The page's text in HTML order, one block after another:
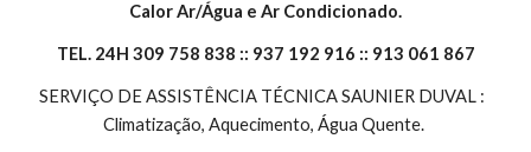
Calor Ar/Água e Ar Condicionado.
TEL. 24H 309 758 838 :: 937 192 916 :: 913 061 867
SERVIÇO DE ASSISTÊNCIA TÉCNICA SAUNIER DUVAL :
Climatização, Aquecimento, Água Quente.